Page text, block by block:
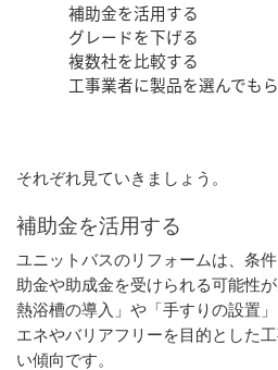
補助金を活用する
グレードを下げる
複数社を比較する
工事業者に製品を選んでも
それぞれ見ていきましょう。
補助金を活用する
ユニットバスのリフォームは、条
助金や助成金を受けられる可能性
熱浴槽の導入」や「手すりの設置
エネやバリアフリーを目的とした
い傾向です。